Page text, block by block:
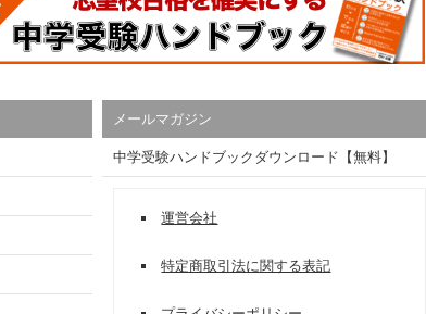
メールマガジン
中学受験ハンドブックダウンロード【無料】
運営会社
特定商取引法に関する表記